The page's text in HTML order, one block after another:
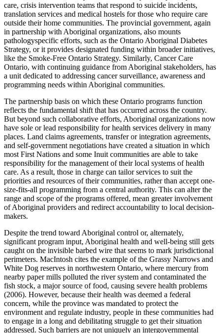
care, crisis intervention teams that respond to suicide incidents,
translation services and medical hostels for those who require care
outside their home communities. The provincial government, again
in partnership with Aboriginal organizations, also mounts
pathologyspecific efforts, such as the Ontario Aboriginal Diabetes
Strategy, or it provides designated funding within broader initiatives,
like the Smoke-Free Ontario Strategy. Similarly, Cancer Care
Ontario, with continuing guidance from Aboriginal stakeholders, has
a unit dedicated to addressing cancer surveillance, awareness and
programming needs within Aboriginal communities.
The partnership basis on which these Ontario programs function
reflects the fundamental shift that has occurred across the country.
But beyond such collaborative efforts, Aboriginal organizations now
have sole or lead responsibility for health services delivery in many
places. Land claims agreements, transfer or integration agreements,
and self-government negotiations have created a situation in which
most First Nations and some Inuit communities are able to take
responsibility for the management of their local systems of health
care. As a result, those in charge can tailor services to suit the
priorities and resources of their communities, rather than accept one-
size-fits-all programming from a central authority. This can alter the
range and scope of the programs offered, mean greater involvement
of Aboriginal providers and redirect accountability to local decision-
makers.
Despite the trend toward Aboriginal control or, alternately,
significant program input, Aboriginal health and well-being still gets
caught on the invisible barbed wire that seems to mark jurisdictional
perimeters. MacIntosh cites the example of the Grassy Narrows and
White Dog reserves in northwestern Ontario, where mercury from
nearby paper mills polluted the river system and contaminated the
fish stock, a major source of food, causing severe health problems
(2006). However, because their health was deemed a federal
concern, while the province was mandated to protect the
environment and regulate industry, people in these communities had
to engage in a long and debilitating struggle to get their situation
addressed. Such barriers are not uniquely an intergovernmental